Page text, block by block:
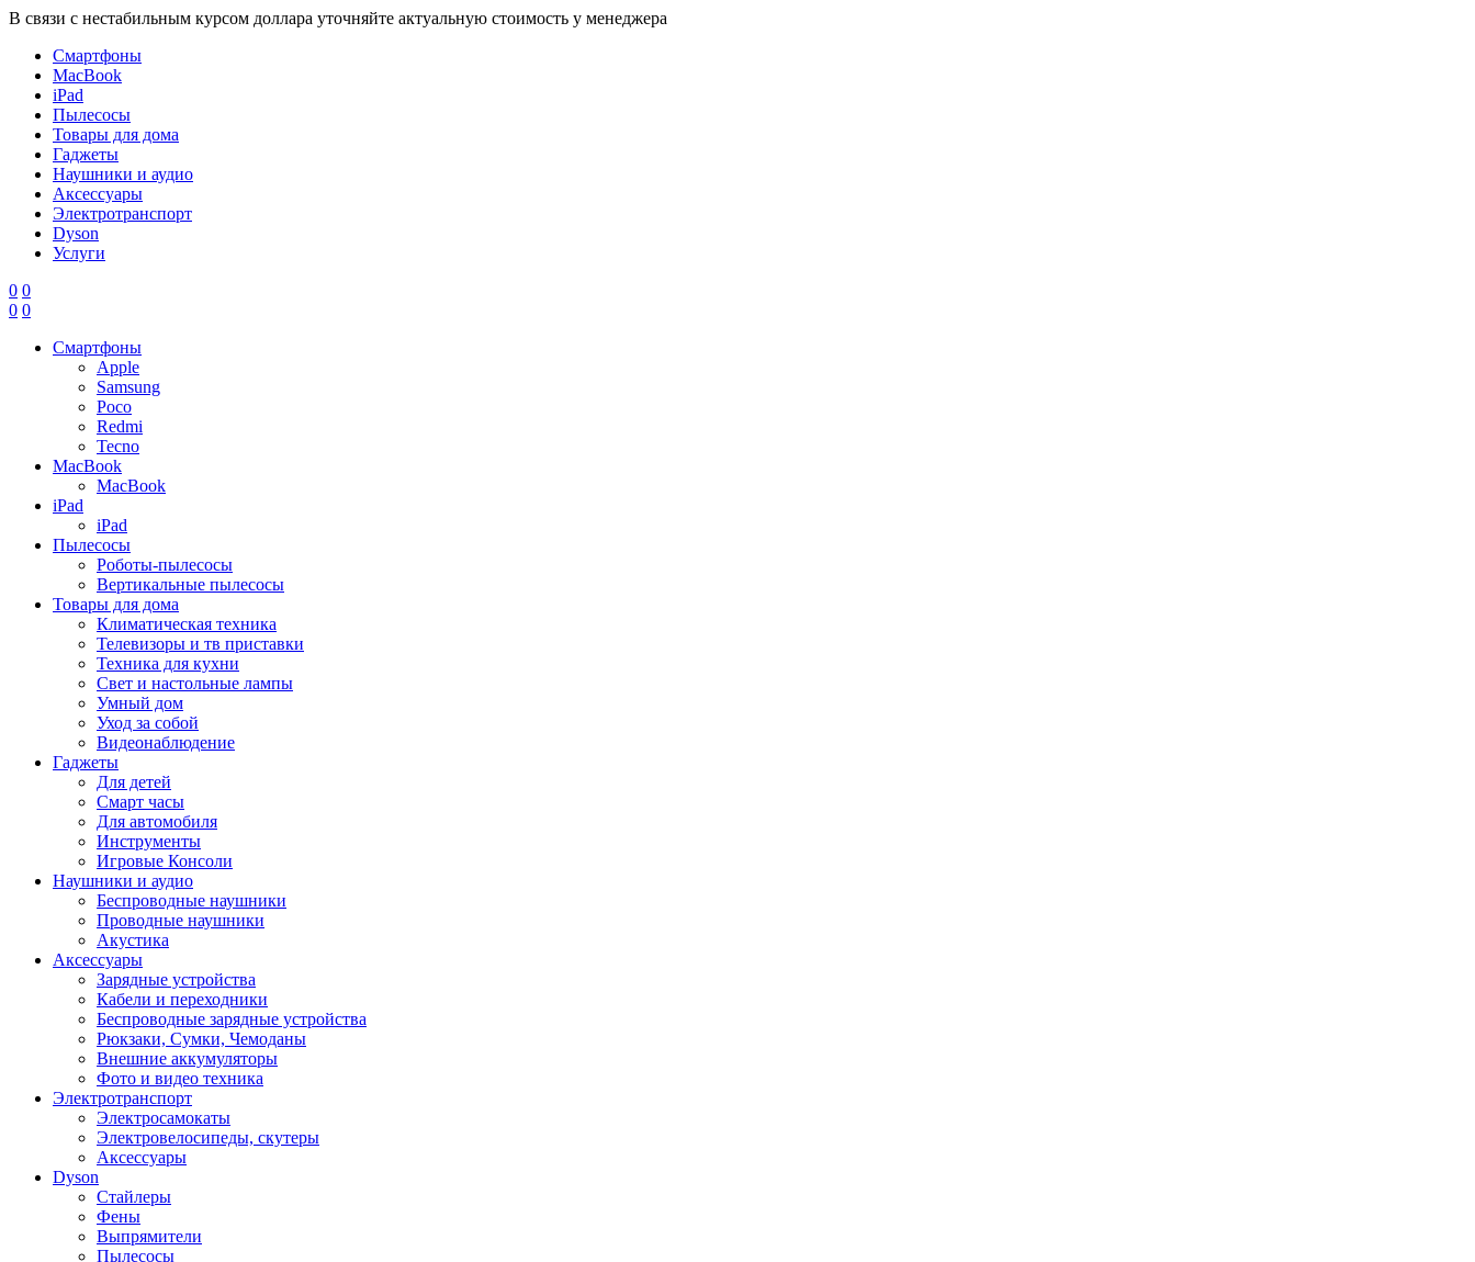
В связи с нестабильным курсом доллара уточняйте актуальную стоимость у менеджера
Смартфоны
MacBook
iPad
Пылесосы
Товары для дома
Гаджеты
Наушники и аудио
Аксессуары
Электротранспорт
Dyson
Услуги
0 0
0 0
Смартфоны
Apple
Samsung
Poco
Redmi
Tecno
MacBook
MacBook
iPad
iPad
Пылесосы
Роботы-пылесосы
Вертикальные пылесосы
Товары для дома
Климатическая техника
Телевизоры и тв приставки
Техника для кухни
Свет и настольные лампы
Умный дом
Уход за собой
Видеонаблюдение
Гаджеты
Для детей
Смарт часы
Для автомобиля
Инструменты
Игровые Консоли
Наушники и аудио
Беспроводные наушники
Проводные наушники
Акустика
Аксессуары
Зарядные устройства
Кабели и переходники
Беспроводные зарядные устройства
Рюкзаки, Сумки, Чемоданы
Внешние аккумуляторы
Фото и видео техника
Электротранспорт
Электросамокаты
Электровелосипеды, скутеры
Аксессуары
Dyson
Стайлеры
Фены
Выпрямители
Пылесосы